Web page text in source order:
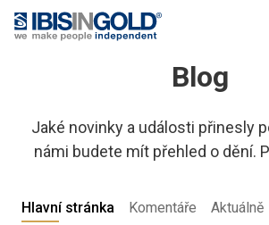
Blog
Jaké novinky a události přinesly
námi budete mít přehled o dění.
Hlavní stránka Komentáře Aktuálně